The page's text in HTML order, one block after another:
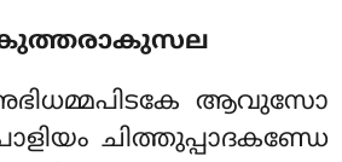
ആവുസോ
ചിത്തുപ്പാദകണ്ഡേ